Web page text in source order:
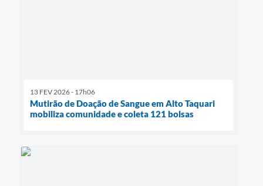
13 FEV 2026 - 17h06
Mutirão de Doação de Sangue em Alto Taquari
mobiliza comunidade e coleta 121 bolsas